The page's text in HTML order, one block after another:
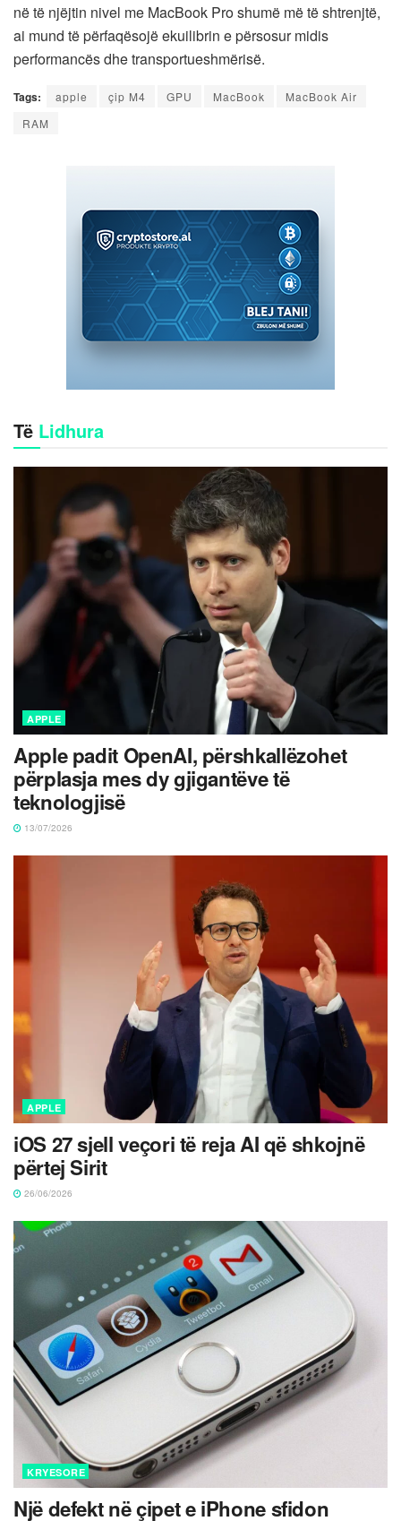
në të njëjtin nivel me MacBook Pro shumë më të shtrenjtë,
ai mund të përfaqësojë ekuilibrin e përsosur midis
performancës dhe transportueshmërisë.
Tags: apple çip M4 GPU MacBook
MacBook Air
RAM
Të Lidhura
APPLE
Apple padit OpenAI, përshkallëzohet
përplasja mes dy gjigantëve të
teknologjisë
13/07/2026
APPLE
iOS 27 sjell veçori të reja AI që shkojnë
përtej Sirit
26/06/2026
KRYESORE
Një defekt në çipet e iPhone sfidon